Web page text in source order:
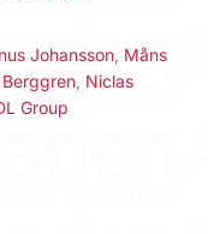
Johansson Måns
Niclas
Group